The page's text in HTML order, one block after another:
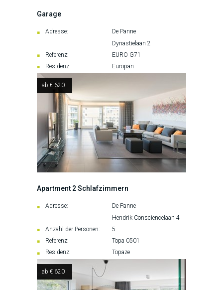
Garage
Adresse:
De Panne
Dynastielaan 2
Referenz:
EURO G71
Residenz:
Europan
ab € 620
Apartment 2 Schlafzimmern
Adresse:
De Panne
Hendrik Consciencelaan 4
Anzahl der Personen:
5
Referenz:
Topa 0501
Residenz:
Topaze
ab € 620